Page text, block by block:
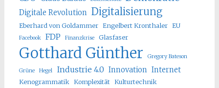
Digitale Revolution Digitalisierung
Eberhard von Goldammer Engelbert Kronthaler EU
Facebook FDP Finanzkrise Glasfaser
Gotthard Günther Gregory Bateson
Grüne Hegel Industrie 4.0 Innovation Internet
Kenogrammatik Komplexität Kulturtechnik